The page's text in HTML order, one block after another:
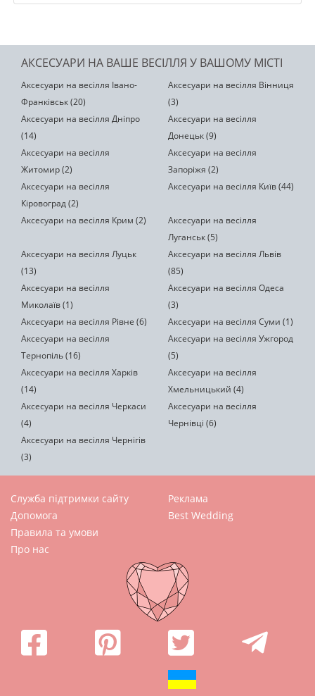
АКСЕСУАРИ НА ВАШЕ ВЕСІЛЛЯ У ВАШОМУ МІСТІ
Аксесуари на весілля Івано-
Франківськ (20)
Аксесуари на весілля Вінниця
(3)
Аксесуари на весілля Дніпро
(14)
Аксесуари на весілля
Донецьк (9)
Аксесуари на весілля
Житомир (2)
Аксесуари на весілля
Запоріжя (2)
Аксесуари на весілля
Кіровоград (2)
Аксесуари на весілля Київ (44)
Аксесуари на весілля Крим (2)
Аксесуари на весілля
Луганськ (5)
Аксесуари на весілля Луцьк
(13)
Аксесуари на весілля Львів
(85)
Аксесуари на весілля
Миколаїв (1)
Аксесуари на весілля Одеса
(3)
Аксесуари на весілля Рівне (6)
Аксесуари на весілля Суми (1)
Аксесуари на весілля
Тернопіль (16)
Аксесуари на весілля Ужгород
(5)
Аксесуари на весілля Харків
(14)
Аксесуари на весілля
Хмельницький (4)
Аксесуари на весілля Черкаси
(4)
Аксесуари на весілля
Чернівці (6)
Аксесуари на весілля Чернігів
(3)
Служба підтримки сайту
Допомога
Правила та умови
Про нас
Реклама
Best Wedding